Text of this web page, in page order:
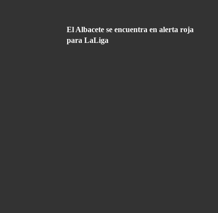
El Albacete se encuentra en alerta roja
para LaLiga